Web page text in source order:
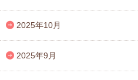
2025年10月
2025年9月